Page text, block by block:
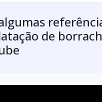
de